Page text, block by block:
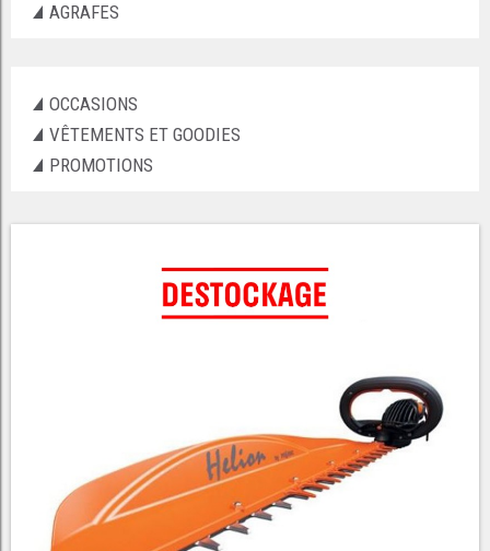
AGRAFES
OCCASIONS
VÊTEMENTS ET GOODIES
PROMOTIONS